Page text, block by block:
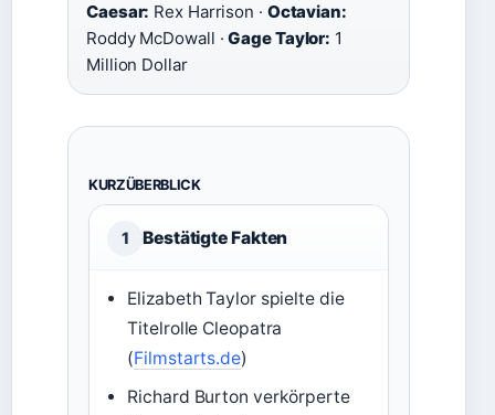
Caesar: Rex Harrison · Octavian:
Roddy McDowall ·Gage Taylor: 1
Million Dollar
KURZÜBERBLICK
1 Bestätigte Fakten
Elizabeth Taylor spielte die
Titelrolle Cleopatra
(Filmstarts.de)
Richard Burton verkörperte